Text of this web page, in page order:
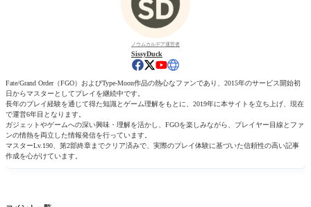
ノウムカルデア運営者
SissyDuck
Fate/Grand Order（FGO）およびType-Moon作品の熱心なファンであり、2015年のサービス開始初
日からマスターとしてプレイを継続中です。
長年のプレイ経験を通じて得た知識とゲーム理解をもとに、2019年に本サイトを立ち上げ、現在
で運営6年目となります。
ガジェットやゲームへの深い興味・理解を活かし、FGOを楽しみながら、プレイヤー目線とファ
ンの情熱を両立した情報発信を行っています。
マスターLv.190、第2部終章までクリア済みで、実際のプレイ体験に基づいた信頼性の高い記事
作成を心がけています。